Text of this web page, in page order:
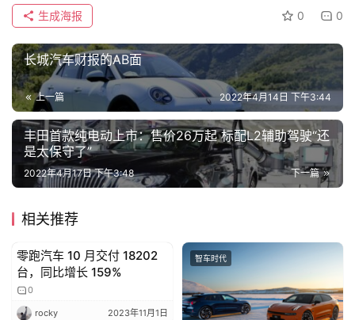
栏
吉
开
T
a
k
0 0
生成海报
长城汽车财报的AB面
上一篇 2022年4月14日 下午3:44
丰田首款纯电动上市：售价26万起 标配L2辅助驾驶“还
是太保守了”
下一篇
2022年4月17日 下午3:48
相关推荐
智车时代
零跑汽车 10 月交付 18202
台，同比增长 159%
0
rocky 2023年11月1日
智车时代